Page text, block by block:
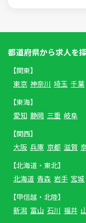
都道府県から求人を
【関東】
東京 神奈川 埼玉 千葉
【東海】
愛知 静岡 三重 岐阜
【関西】
大阪 兵庫 京都 滋賀
【北海道・東北】
北海道 青森 岩手 宮城
【甲信越・北陸】
新潟 富山 石川 福井